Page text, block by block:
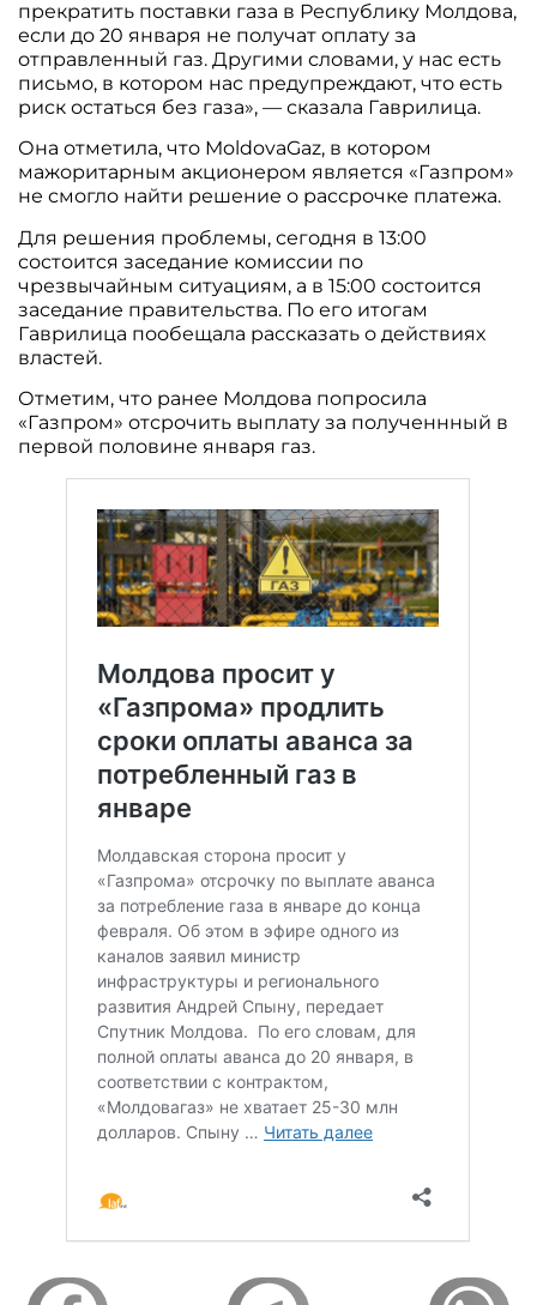
прекратить поставки газа в Республику Молдова,
если до 20 января не получат оплату за
отправленный газ. Другими словами, у нас есть
письмо, в котором нас предупреждают, что есть
риск остаться без газа», — сказала Гаврилица.
Она отметила, что MoldovaGaz, в котором
мажоритарным акционером является «Газпром»
не смогло найти решение о рассрочке платежа.
Для решения проблемы, сегодня в 13:00
состоится заседание комиссии по
чрезвычайным ситуациям, а в 15:00 состоится
заседание правительства. По его итогам
Гаврилица пообещала рассказать о действиях
властей.
Отметим, что ранее Молдова попросила
«Газпром» отсрочить выплату за полученнный в
первой половине января газ.